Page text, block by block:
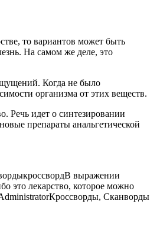
то вариантов может быть
На самом же деле, это
Когда не было
организма от этих веществ.
Речь идет о синтезировании
препараты анальгетической
кроссвордВ выражении
это лекарство, которое можно
Кроссворды, Сканворды